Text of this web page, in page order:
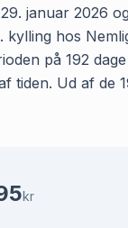
januar 2026
hos
på 192
tiden. Ud af de
kr